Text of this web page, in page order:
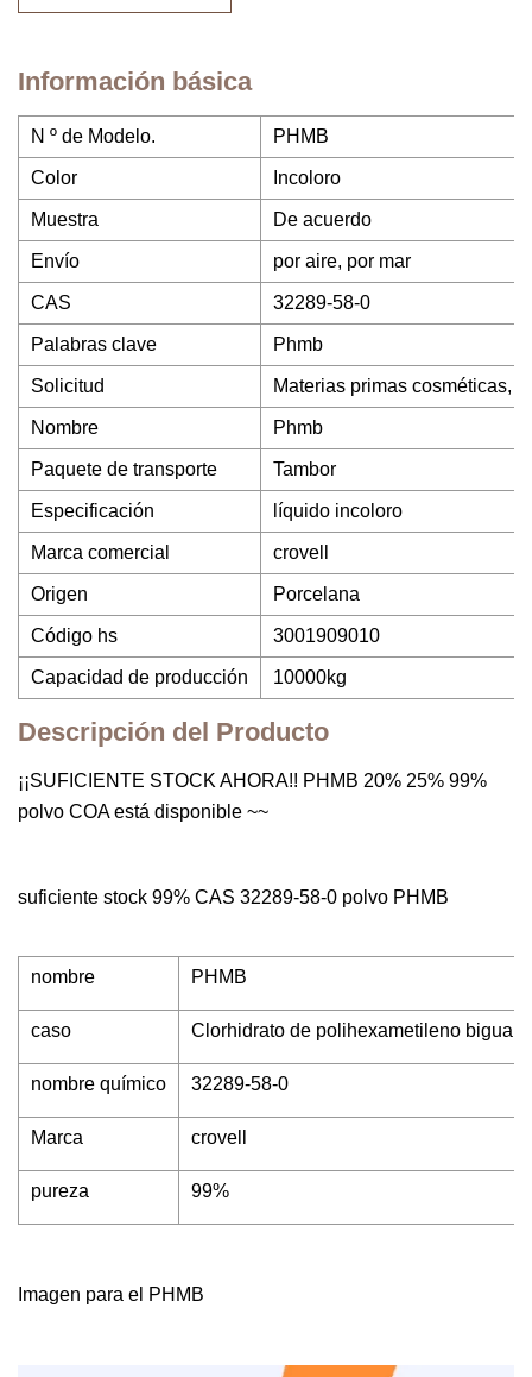
Información básica
N º de Modelo. PHMB
Color Incoloro
Muestra De acuerdo
Envío por aire, por mar
CAS 32289-58-0
Palabras clave Phmb
Solicitud Materias primas cosméticas,
Nombre Phmb
Paquete de transporte Tambor
Especificación líquido incoloro
Marca comercial crovell
Origen Porcelana
Código hs 3001909010
Capacidad de producción 10000kg
Descripción del Producto
¡¡SUFICIENTE STOCK AHORA!! PHMB 20% 25% 99%
polvo COA está disponible ~~
suficiente stock 99% CAS 32289-58-0 polvo PHMB
nombre PHMB
caso Clorhidrato de polihexametileno
nombre químico 32289-58-0
Marca crovell
pureza 99%
Imagen para el PHMB